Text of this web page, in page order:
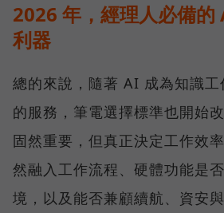
2026 年，經理人必備的
利器
總的來說，隨著 AI 成為知識工
的服務，筆電選擇標準也開始
固然重要，但真正決定工作效
然融入工作流程、硬體功能是
境，以及能否兼顧續航、資安